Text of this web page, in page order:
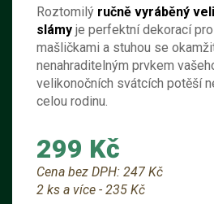
Roztomilý ručně vyráběný
slámy je perfektní dekorací
mašličkami a stuhou se
nenahraditelným prvkem
velikonočních svátcích potěší
celou rodinu.
299 Kč
Cena bez DPH: 247 Kč
2 ks a více - 235 Kč